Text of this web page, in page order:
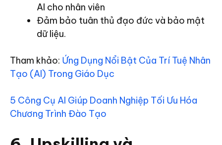
AI cho nhân viên
Đảm bảo tuân thủ đạo đức và bảo mật
dữ liệu.
Tham khảo: Ứng Dụng Nổi Bật Của Trí Tuệ Nhân
Tạo (AI) Trong Giáo Dục
5 Công Cụ AI Giúp Doanh Nghiệp Tối Ưu Hóa
Chương Trình Đào Tạo